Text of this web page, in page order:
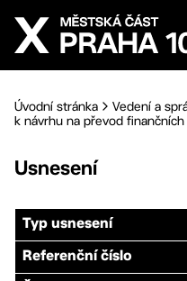
Přejít na hlavní obsah
Úvodní stránka Vedení a
k návrhu na převod
Usnesení
Typ usnesení
Referenční číslo